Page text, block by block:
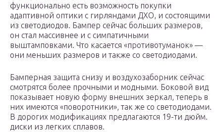
функционально есть возможность покупки
адаптивной оптики с гирляндами ДХО, и состоящими
из светодиодов. Бампер сейчас больших размеров,
он стал массивнее и с симпатичными
выштамповками. Что касается «противотуманок» —
они меньших размеров и также со светодиодами.
Бамперная защита снизу и воздухозаборник сейчас
смотрятся более прочными и модными. Боковой вид
показывает новую форму внешних зеркал, теперь в
них имеются «поворотники», так же со светодиодами.
В дорогих модификациях предлагаются 19-ти дюйм.
диски из легких сплавов.